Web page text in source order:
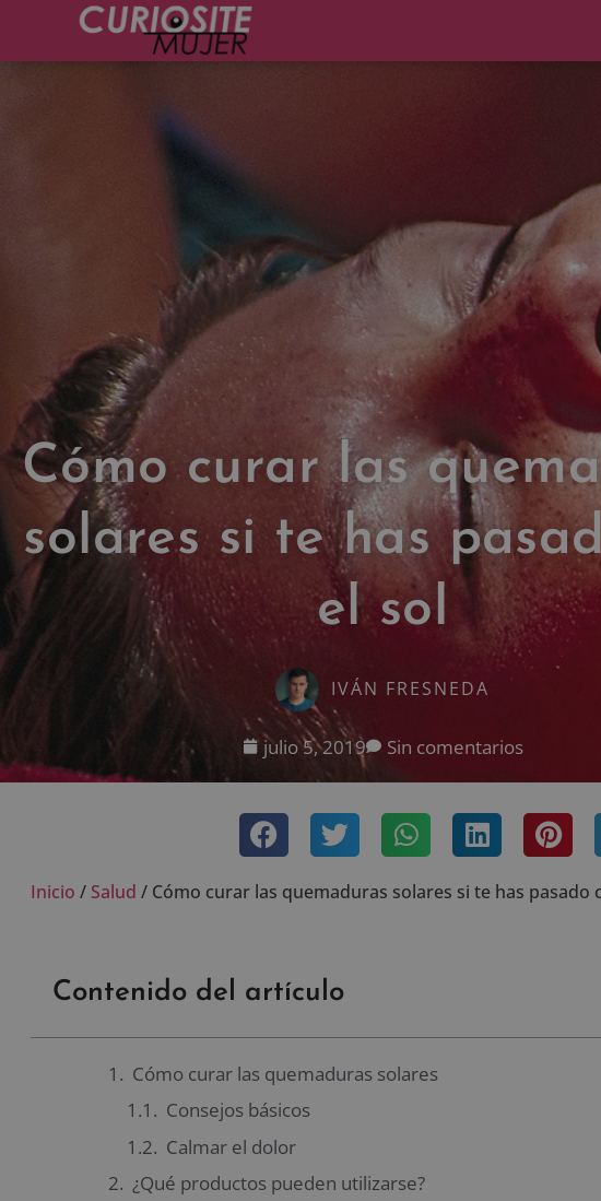
Cómo curar las
solares si te has
el sol
IVÁN FRESNEDA
julio 5, 2019 Sin comentarios
Inicio / Salud / Cómo curar las quemaduras solares si te has pasado
Contenido del artículo
Cómo curar las quemaduras solares
Consejos básicos
Calmar el dolor
¿Qué productos pueden utilizarse?